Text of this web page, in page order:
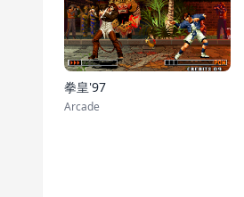
拳皇'97
Arcade